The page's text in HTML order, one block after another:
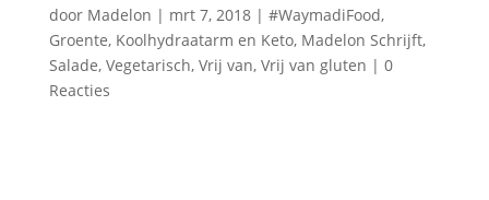
door Madelon | mrt 7, 2018| #WaymadiFood,
Groente, Koolhydraatarm en Keto, Madelon Schrijft,
Salade, Vegetarisch, Vrij van, Vrij van gluten | 0
Reacties